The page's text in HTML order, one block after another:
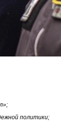
политики;